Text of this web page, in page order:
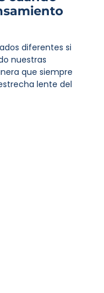
diferentes si
nuestras
que siempre
lente del